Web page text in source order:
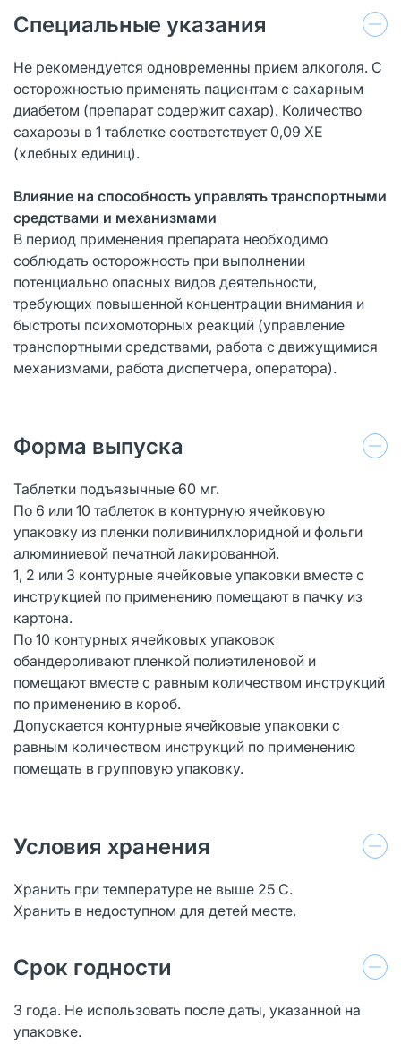
Специальные указания
Не рекомендуется одновременны прием алкоголя. С
осторожностью применять пациентам с сахарным
диабетом (препарат содержит сахар). Количество
сахарозы в 1 таблетке соответствует 0,09 XE
(хлебных единиц).
Влияние на способность управлять транспортными
средствами и механизмами
В период применения препарата необходимо
соблюдать осторожность при выполнении
потенциально опасных видов деятельности,
требующих повышенной концентрации внимания и
быстроты психомоторных реакций (управление
транспортными средствами, работа с движущимися
механизмами, работа диспетчера, оператора).
Форма выпуска
Таблетки подъязычные 60 мг.
По 6 или 10 таблеток в контурную ячейковую
упаковку из пленки поливинилхлоридной и фольги
алюминиевой печатной лакированной.
1, 2 или 3 контурные ячейковые упаковки вместе с
инструкцией по применению помещают в пачку из
картона.
По 10 контурных ячейковых упаковок
обандероливают пленкой полиэтиленовой и
помещают вместе с равным количеством инструкций
по применению в короб.
Допускается контурные ячейковые упаковки с
равным количеством инструкций по применению
помещать в групповую упаковку.
Условия хранения
Хранить при температуре не выше 25 С.
Хранить в недоступном для детей месте.
Срок годности
3 года. Не использовать после даты, указанной на
упаковке.